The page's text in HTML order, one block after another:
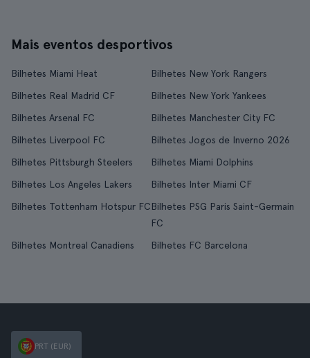
Mais eventos desportivos
Bilhetes Miami Heat
Bilhetes New York Rangers
Bilhetes Real Madrid CF
Bilhetes New York Yankees
Bilhetes Arsenal FC
Bilhetes Manchester City FC
Bilhetes Liverpool FC
Bilhetes Jogos de Inverno 2026
Bilhetes Pittsburgh Steelers
Bilhetes Miami Dolphins
Bilhetes Los Angeles Lakers
Bilhetes Inter Miami CF
Bilhetes Tottenham Hotspur FCBilhetes PSG Paris Saint-Germain
FC
Bilhetes Montreal Canadiens
Bilhetes FC Barcelona
PRT (EUR)